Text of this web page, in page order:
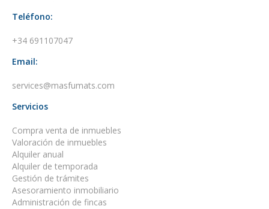
Teléfono:
+34 691107047
Email:
services@masfumats.com
Servicios
Compra venta de inmuebles
Valoración de inmuebles
Alquiler anual
Alquiler de temporada
Gestión de trámites
Asesoramiento inmobiliario
Administración de fincas